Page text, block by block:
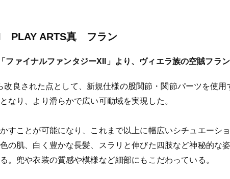
PLAY ARTS真 フラン
ファイナルファンタジーXII」より、ヴィエラ族の空賊フラン
良された点として、新規仕様の股関節・関節パーツを使用
なり、より滑らかで広い可動域を実現した。
すことが可能になり、これまで以上に幅広いシチュエーシ
の肌、白く豊かな長髪、スラリと伸びた四肢など神秘的な
。兜や衣装の質感や模様など細部にもこだわっている。